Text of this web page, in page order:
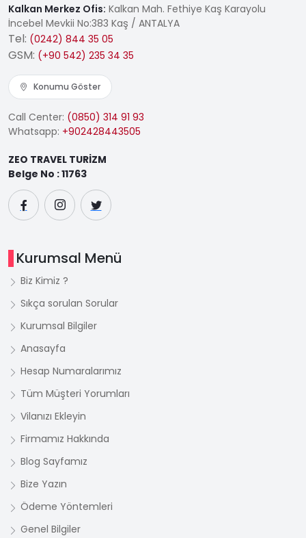
Kalkan Merkez Ofis: Kalkan Mah. Fethiye Kaş Karayolu
İncebel Mevkii No:383 Kaş / ANTALYA
Tel: (0242) 844 35 05
GSM: (+90 542) 235 34 35
Konumu Göster
Call Center: (0850) 314 91 93
Whatsapp: +902428443505
ZEO TRAVEL TURİZM
Belge No : 11763
Kurumsal Menü
Biz Kimiz ?
Sıkça sorulan Sorular
Kurumsal Bilgiler
Anasayfa
Hesap Numaralarımız
Tüm Müşteri Yorumları
Vilanızı Ekleyin
Firmamız Hakkında
Blog Sayfamız
Bize Yazın
Ödeme Yöntemleri
Genel Bilgiler